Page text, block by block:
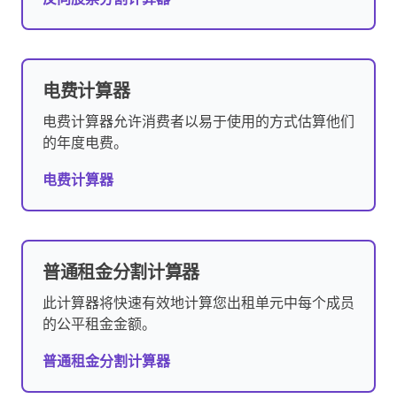
电费计算器
电费计算器允许消费者以易于使用的方式估算他们
的年度电费。
电费计算器
普通租金分割计算器
此计算器将快速有效地计算您出租单元中每个成员
的公平租金金额。
普通租金分割计算器